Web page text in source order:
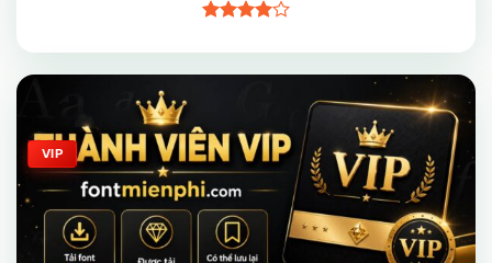
xếp hạng
45 sao
Giảm giá!
VIP